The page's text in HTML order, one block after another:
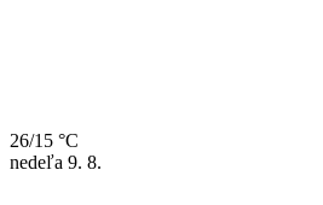
26/15 °C
nedeľa 9. 8.